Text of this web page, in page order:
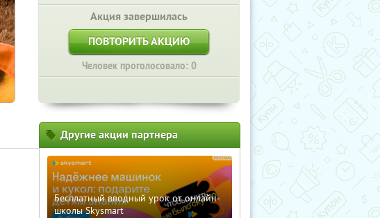
Акция завершилась
ПОВТОРИТЬ АКЦИЮ
Человек проголосовало: 0
Другие акции партнера
Бесплатный вводный урок от онлайн-
школы Skysmart